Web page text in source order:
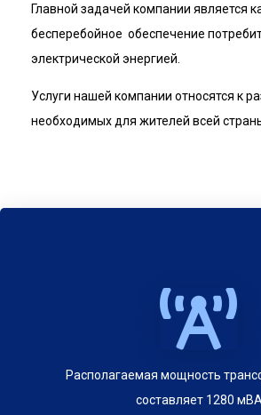
Главной задачей компании является
бесперебойное обеспечение
электрической энергией.
Услуги нашей компании относятся к
необходимых для жителей всей
Располагаемая мощность
составляет 1280 мВА